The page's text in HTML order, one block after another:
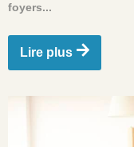
foyers...
Lire plus